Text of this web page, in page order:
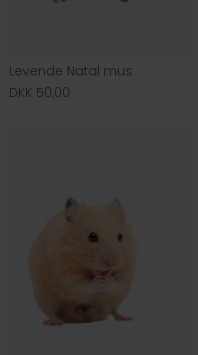
Levende Natal mus
DKK 50,00